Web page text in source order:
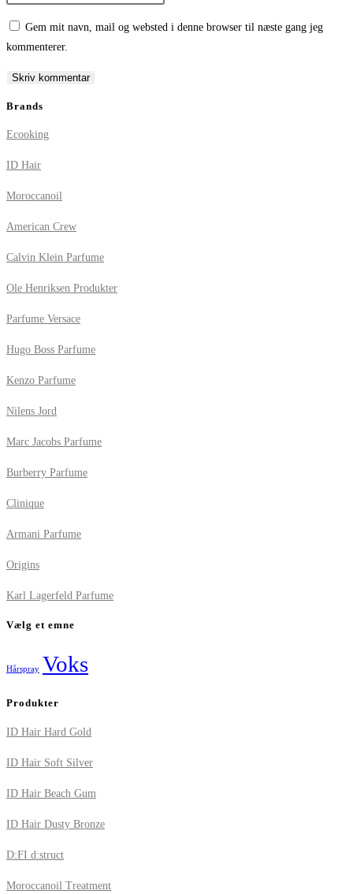
comment
comment
(optional)
Gem mit navn, mail og websted i denne browser til næste gang jeg
kommenterer.
Brands
Ecooking
ID Hair
Moroccanoil
American Crew
Calvin Klein Parfume
Ole Henriksen Produkter
Parfume Versace
Hugo Boss Parfume
Kenzo Parfume
Nilens Jord
Marc Jacobs Parfume
Burberry Parfume
Clinique
Armani Parfume
Origins
Karl Lagerfeld Parfume
Vælg et emne
Hårspray Voks
Produkter
ID Hair Hard Gold
ID Hair Soft Silver
ID Hair Beach Gum
ID Hair Dusty Bronze
D:FI d:struct
Moroccanoil Treatment